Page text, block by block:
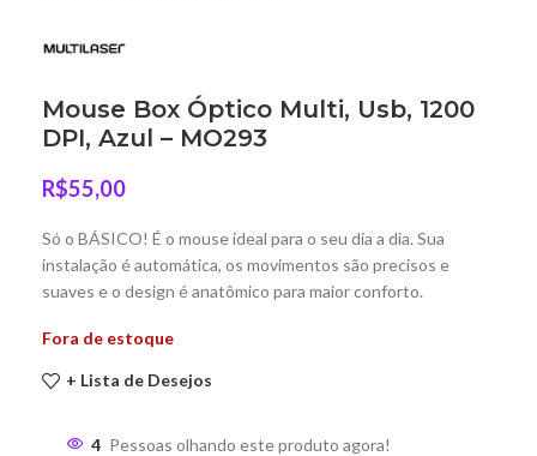
Mouse Box Óptico Multi, Usb, 1200
DPI, Azul – MO293
R$55,00
Só o BÁSICO! É o mouse ideal para o seu dia a dia. Sua
instalação é automática, os movimentos são precisos e
suaves e o design é anatômico para maior conforto.
Fora de estoque
+ Lista de Desejos
4 Pessoas olhando este produto agora!